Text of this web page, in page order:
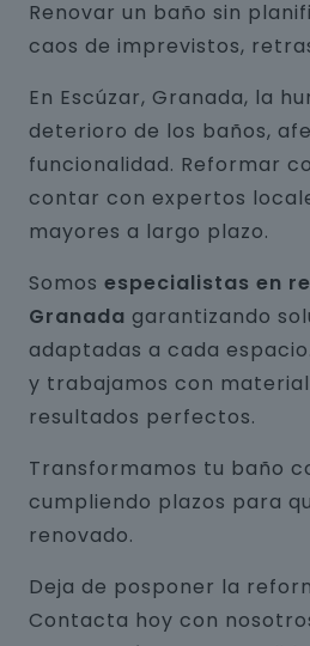
Renovar un baño sin
caos de imprevistos,
En Escúzar, Granada, la
deterioro de los baños,
funcionalidad. Reformar
contar con expertos
mayores a largo plazo.
Somos especialistas en
Granada garantizando
adaptadas a cada
y trabajamos con
resultados perfectos.
Transformamos tu baño
cumpliendo plazos para
renovado.
Deja de posponer la
Contacta hoy con